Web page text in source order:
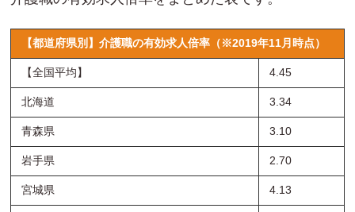
【都道府県別】介護職の有効求人倍率（※2019年11月時点）
【全国平均】 4.45
北海道 3.34
青森県 3.10
岩手県 2.70
宮城県 4.13